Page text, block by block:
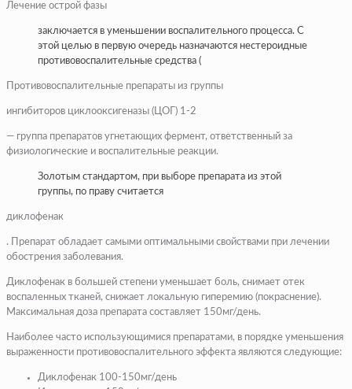
Лечение острой фазы
заключается в уменьшении воспалительного процесса. С
этой целью в первую очередь назначаются нестероидные
противовоспалительные средства (
Противовоспалительные препараты из группы
ингибиторов циклооксигеназы (ЦОГ) 1-2
— группа препаратов угнетающих фермент, ответственный за
физиологические и воспалительные реакции.
Золотым стандартом, при выборе препарата из этой
группы, по праву считается
диклофенак
. Препарат обладает самыми оптимальными свойствами при лечении
обострения заболевания.
Диклофенак в большей степени уменьшает боль, снимает отек
воспаленных тканей, снижает локальную гиперемию (покраснение).
Максимальная доза препарата составляет 150мг/день.
Наиболее часто использующимися препаратами, в порядке уменьшения
выраженности противовоспалительного эффекта являются следующие:
Диклофенак 100-150мг/день